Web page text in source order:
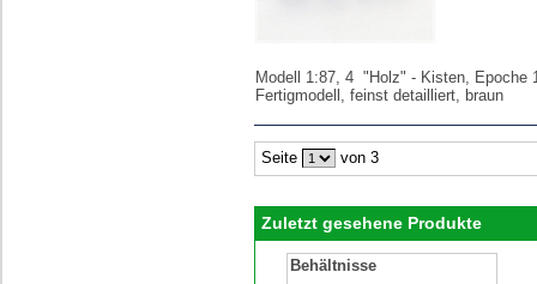
Modell 1:87, 4 "Holz" - Kisten, Epoche
Fertigmodell, feinst detailliert, braun
Seite von 3
Zuletzt gesehene Produkte
Behältnisse